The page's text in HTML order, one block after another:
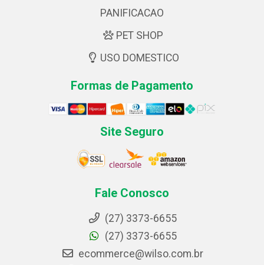
PANIFICACAO
PET SHOP
USO DOMESTICO
Formas de Pagamento
Site Seguro
Fale Conosco
(27) 3373-6655
(27) 3373-6655
ecommerce@wilso.com.br